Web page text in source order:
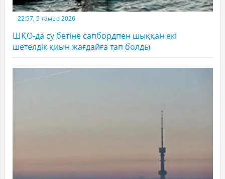
22:57, 5 тамыз 2026
ШҚО-да су бетіне сапбордпен шыққан екі
шетелдік қиын жағдайға тап болды